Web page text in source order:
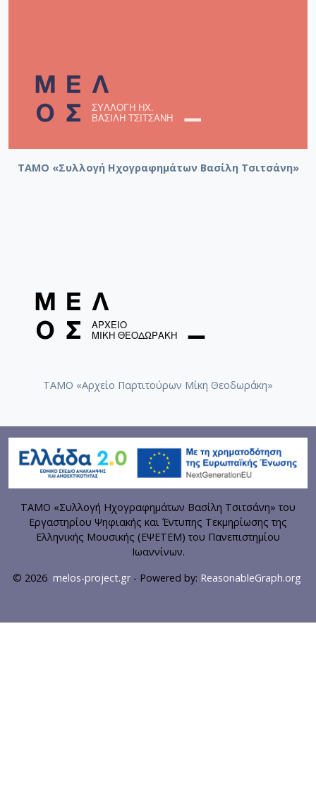
ΤΑΜΟ «Συλλογή Ηχογραφημάτων Βασίλη Τσιτσάνη»
ΤΑΜΟ «Αρχείο Παρτιτούρων Μίκη Θεοδωράκη»
ΤΑΜΟ «Συλλογή Ηχογραφημάτων Βασίλη Τσιτσάνη» του
Εργαστηρίου Ψηφιακής και Έντυπης Τεκμηρίωσης της
Ελληνικής Μουσικής (ΕΨΕΤΕΜ) του Πανεπιστημίου
Ιωαννίνων.
© 2026 melos-project.gr- Powered by: ReasonableGraph.org